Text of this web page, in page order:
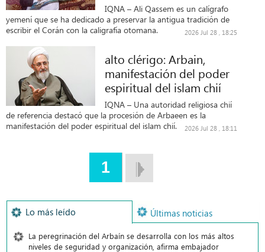
IQNA – Ali Qassem es un calígrafo
yemení que se ha dedicado a preservar la antigua tradición de
escribir el Corán con la caligrafía otomana.
2026 Jul 28 , 18:25
alto clérigo: Arbain,
manifestación del poder
espiritual del islam chií
IQNA – Una autoridad religiosa chií
de referencia destacó que la procesión de Arbaeen es la
manifestación del poder espiritual del islam chií.
2026 Jul 28 , 18:11
1
Lo más leído Últimas noticias
La peregrinación del Arbaín se desarrolla con los más altos
niveles de seguridad y organización, afirma embajador